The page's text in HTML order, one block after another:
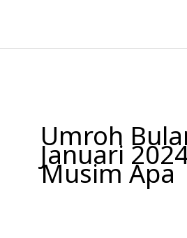
konten
Umroh
Januari
Musim Apa